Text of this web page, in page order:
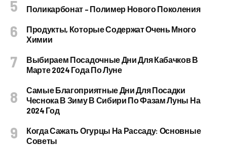
Поликарбонат – Полимер Нового Поколения
Продукты, Которые Содержат Очень Много
Химии
Выбираем Посадочные Дни Для Кабачков В
Марте 2024 Года По Луне
Самые Благоприятные Дни Для Посадки
Чеснока В Зиму В Сибири По Фазам Луны На
2024 Год
Когда Сажать Огурцы На Рассаду: Основные
Советы